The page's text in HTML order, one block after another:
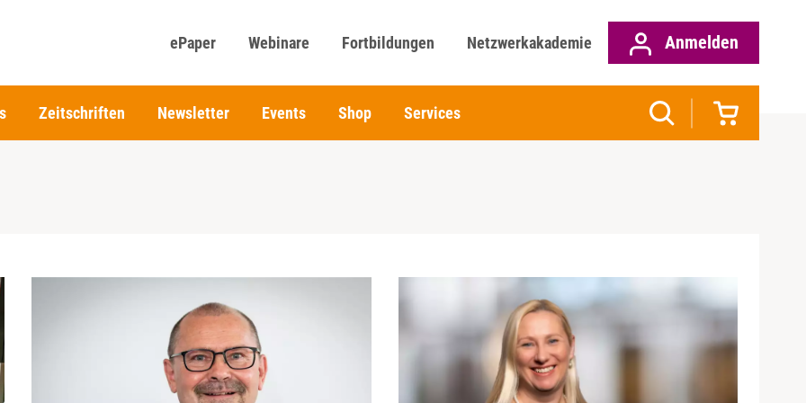
ePaper Webinare Fortbildungen Netzwerkakademie Anmelden
Zeitschriften Newsletter Events Shop Services